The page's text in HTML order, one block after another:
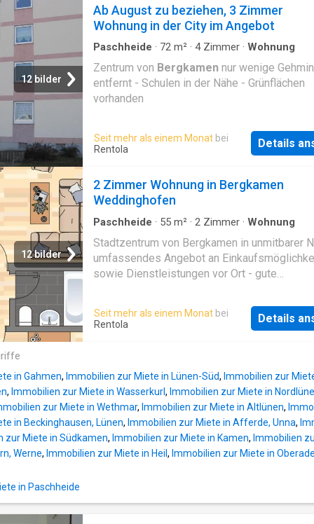
Autobahnanschlusssle A 2 und A 1. Die
Städte sind ebenso schnell zu erreichen.
des ÖPNV liegen nur wenige Gehminuten
Der Bahnhof, von welchem Sie zügig alle
umliegenden Orte erreichen, ist in nur 5
zu erreichen. • Dienstleistungen vor Ort:
12 bilder
Ab August zu beziehen, 3 Zimmer
Wohnung in der City im Angebot
Paschheide · 72 m² · 4Zimmer · Wohnung
Zentrum von Bergkamen nur wenige
entfernt - Schulen in der Nähe - Grünflächen
vorhanden
Seit mehr als einem Monat bei
Rentola
Details
12 bilder
2 Zimmer Wohnung in Bergkamen
Weddinghofen
Paschheide · 55 m² · 2 Zimmer · Wohnung
Stadtzentrum von Bergkamen in unmitbarer
umfassendes Angebot an
sowie Dienstleistungen vor Ort - gute
Seit mehr als einem Monat bei
Rentola
Details
in Gahmen, Immobilien zur Miete in Lünen-Süd, Immobilien zur
, Immobilien zur Miete in Wasserkurl, Immobilien zur Miete in
zur Miete in Wethmar, Immobilien zur Miete in Altlünen,
in Beckinghausen, Lünen, Immobilien zur Miete in Afferde, Unna,
zur Miete in Südkamen, Immobilien zur Miete in Kamen, Immobilien
Werne, Immobilien zur Miete in Heil , Immobilien zur Miete in
in Paschheide